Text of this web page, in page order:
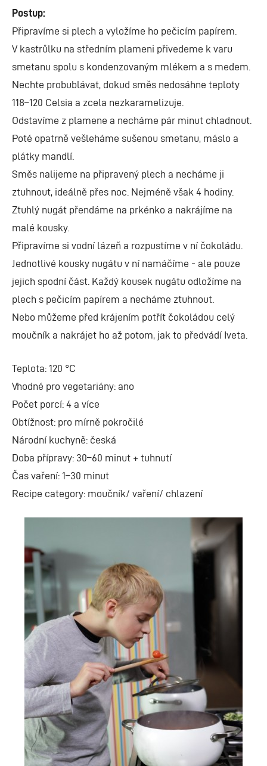
Postup:
Připravíme si plech a vyložíme ho pečicím papírem.
V kastrůlku na středním plameni přivedeme k varu
smetanu spolu s kondenzovaným mlékem a s medem.
Nechte probublávat, dokud směs nedosáhne teploty
118–120 Celsia a zcela nezkaramelizuje.
Odstavíme z plamene a necháme pár minut chladnout.
Poté opatrně vešleháme sušenou smetanu, máslo a
plátky mandlí.
Směs nalijeme na připravený plech a necháme ji
ztuhnout, ideálně přes noc. Nejméně však 4 hodiny.
Ztuhlý nugát přendáme na prkénko a nakrájíme na
malé kousky.
Připravíme si vodní lázeň a rozpustíme v ní čokoládu.
Jednotlivé kousky nugátu v ní namáčíme - ale pouze
jejich spodní část. Každý kousek nugátu odložíme na
plech s pečicím papírem a necháme ztuhnout.
Nebo můžeme před krájením potřít čokoládou celý
moučník a nakrájet ho až potom, jak to předvádí Iveta.
Teplota: 120 °C
Vhodné pro vegetariány: ano
Počet porcí: 4 a více
Obtížnost: pro mírně pokročilé
Národní kuchyně: česká
Doba přípravy: 30–60 minut + tuhnutí
Čas vaření: 1–30 minut
Recipe category: moučník/ vaření/ chlazení